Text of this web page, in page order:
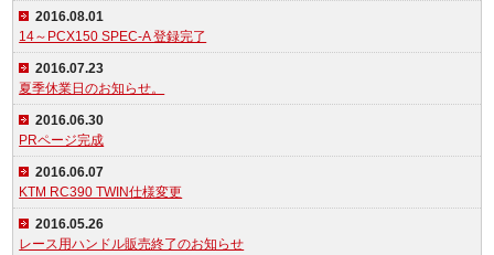
2016.08.01
14～PCX150 SPEC-A 登録完了
2016.07.23
夏季休業日のお知らせ。
2016.06.30
PRページ完成
2016.06.07
KTM RC390 TWIN仕様変更
2016.05.26
レース用ハンドル販売終了のお知らせ